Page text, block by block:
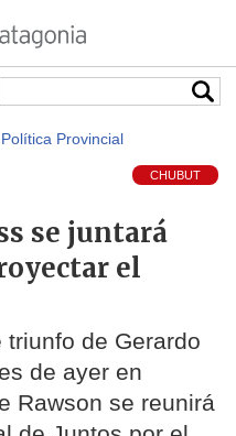
Política Provincial
CHUBUT
se juntará
el
de Gerardo
de ayer en
Rawson se reunirá